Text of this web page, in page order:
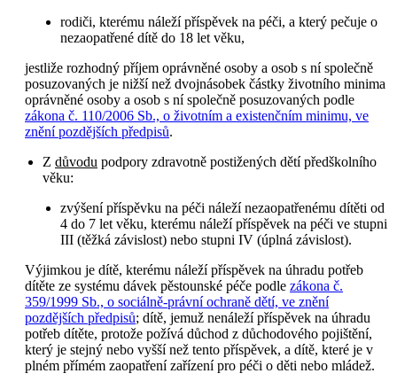
rodiči, kterému náleží příspěvek na péči, a který pečuje o
nezaopatřené dítě do 18 let věku,
jestliže rozhodný příjem oprávněné osoby a osob s ní společně
posuzovaných je nižší než dvojnásobek částky životního minima
oprávněné osoby a osob s ní společně posuzovaných podle
zákona č. 110/2006 Sb., o životním a existenčním minimu, ve
znění pozdějších předpisů.
Z důvodu podpory zdravotně postižených dětí předškolního
věku:
zvýšení příspěvku na péči náleží nezaopatřenému dítěti od
4 do 7 let věku, kterému náleží příspěvek na péči ve stupni
III (těžká závislost) nebo stupni IV (úplná závislost).
Výjimkou je dítě, kterému náleží příspěvek na úhradu potřeb
dítěte ze systému dávek pěstounské péče podlezákona č.
359/1999 Sb., o sociálně-právní ochraně dětí, ve znění
pozdějších předpisů; dítě, jemuž nenáleží příspěvek na úhradu
potřeb dítěte, protože požívá důchod z důchodového pojištění,
který je stejný nebo vyšší než tento příspěvek, a dítě, které je v
plném přímém zaopatření zařízení pro péči o děti nebo mládež.